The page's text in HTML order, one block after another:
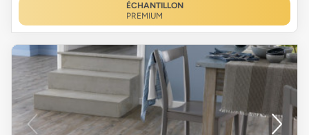
ÉCHANTILLON
PREMIUM